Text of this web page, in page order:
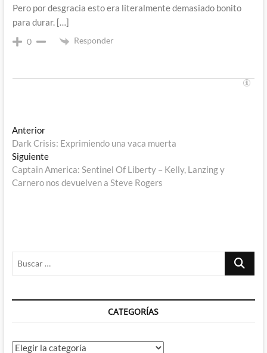
Pero por desgracia esto era literalmente demasiado bonito
para durar. […]
0 Responder
Navegación
de
entradas
AnteriorEntrada
anterior:
Dark Crisis: Exprimiendo una vaca muerta
SiguienteEntrada
siguiente:
Captain America: Sentinel Of Liberty – Kelly, Lanzing y
Carnero nos devuelven a Steve Rogers
Buscar
CATEGORÍAS
Categorías